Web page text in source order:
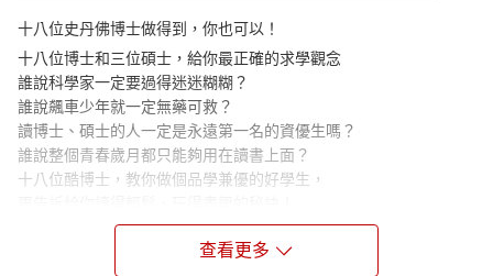
十八位史丹佛博士做得到，你也可以！
十八位博士和三位碩士，給你最正確的求學觀念
誰說科學家一定要過得迷迷糊糊？
誰說飆車少年就一定無藥可救？
讀博士、碩士的人一定是永遠第一名的資優生嗎？
誰說整個青春歲月都只能夠用在讀書上面？
十八位酷博士，教你做個品學兼優的好學生，
過來人的經驗分享，讓你一圓留學夢
出國留學難不難？申請學校很複雜嗎？爭取好成績有秘訣嗎？
查看更多